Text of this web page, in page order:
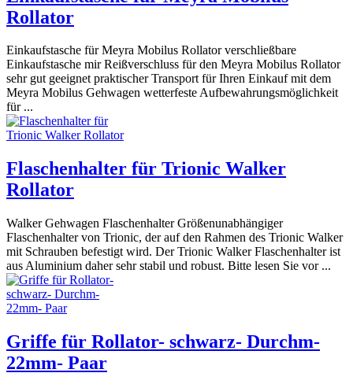
Rollator
Einkaufstasche für Meyra Mobilus Rollator verschließbare
Einkaufstasche mir Reißverschluss für den Meyra Mobilus Rollator
sehr gut geeignet praktischer Transport für Ihren Einkauf mit dem
Meyra Mobilus Gehwagen wetterfeste Aufbewahrungsmöglichkeit
für ...
Flaschenhalter für Trionic Walker
Rollator
Walker Gehwagen Flaschenhalter Größenunabhängiger
Flaschenhalter von Trionic, der auf den Rahmen des Trionic Walker
mit Schrauben befestigt wird. Der Trionic Walker Flaschenhalter ist
aus Aluminium daher sehr stabil und robust. Bitte lesen Sie vor ...
Griffe für Rollator- schwarz- Durchm-
22mm- Paar